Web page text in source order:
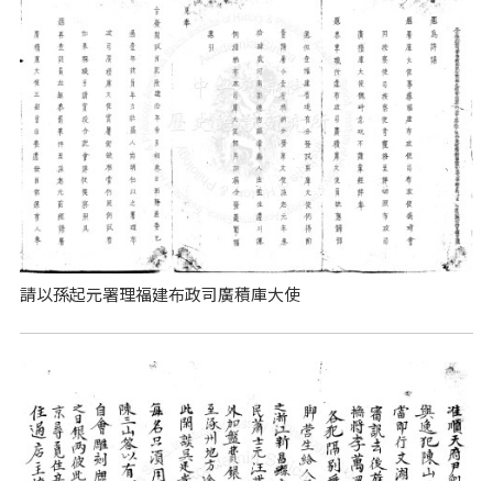
請以孫起元署理福建布政司廣積庫大使